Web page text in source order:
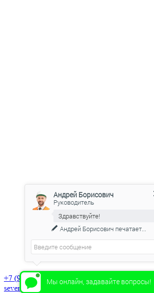
+7 (915) 918-46-64
severstroybrus@yandex.ru
Мы онлайн, задавайте вопросы!
Андрей Борисович
Руководитель
Здравствуйте!
Андрей Борисович печатает...